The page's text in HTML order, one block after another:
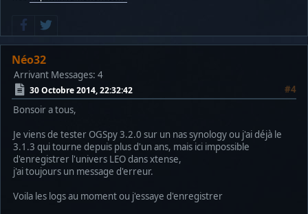
Néo32
Arrivant Messages: 4
30 Octobre 2014, 22:32:42
#4
Bonsoir a tous,
Je viens de tester OGSpy 3.2.0 sur un nas synology ou j'ai déjà le
3.1.3 qui tourne depuis plus d'un ans, mais ici impossible
d'enregistrer l'univers LEO dans xtense,
j'ai toujours un message d'erreur.
Voila les logs au moment ou j'essaye d'enregistrer